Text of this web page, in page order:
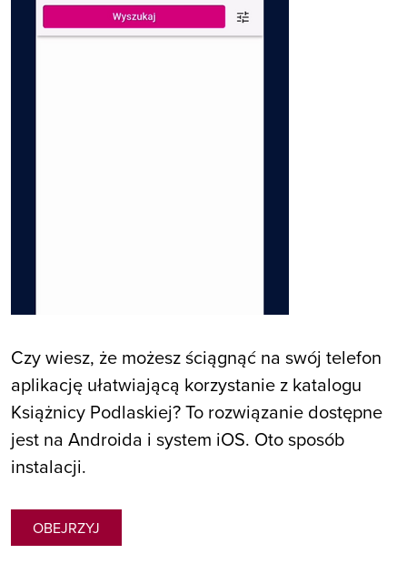
Czy wiesz, że możesz ściągnąć na swój telefon
aplikację ułatwiającą korzystanie z katalogu
Książnicy Podlaskiej? To rozwiązanie dostępne
jest na Androida i system iOS. Oto sposób
instalacji.
OBEJRZYJ